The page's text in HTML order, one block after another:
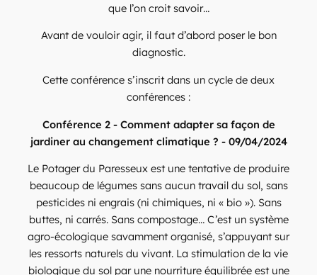
que l’on croit savoir…
Avant de vouloir agir, il faut d’abord poser le bon
diagnostic.
Cette conférence s’inscrit dans un cycle de deux
conférences :
Conférence 2 - Comment adapter sa façon de
jardiner au changement climatique ? - 09/04/2024
Le Potager du Paresseux est une tentative de produire
beaucoup de légumes sans aucun travail du sol, sans
pesticides ni engrais (ni chimiques, ni « bio »). Sans
buttes, ni carrés. Sans compostage… C’est un système
agro-écologique savamment organisé, s’appuyant sur
les ressorts naturels du vivant. La stimulation de la vie
biologique du sol par une nourriture équilibrée est une